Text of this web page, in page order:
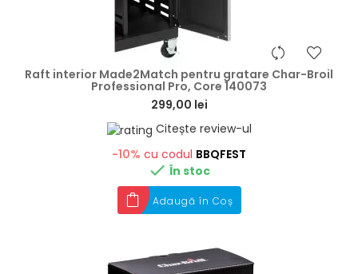
Raft interior Made2Match pentru gratare Char-Broil
Professional Pro, Core 140073
299,00 lei
Citește review-ul
-10% cu codul BBQFEST
 În stoc
Adaugă în Coș